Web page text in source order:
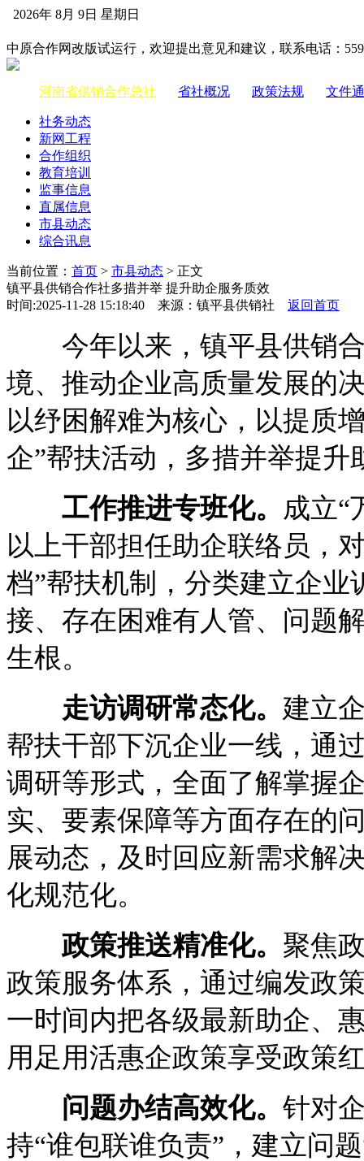
2026年 8月 9日 星期日
中原合作网改版试运行，欢迎提出意见和建议，联系电话：
河南省供销合作总社 省社概况 政策法规 文件
社务动态
新网工程
合作组织
教育培训
监事信息
直属信息
市县动态
综合讯息
当前位置： 首页 > 市县动态 > 正文
镇平县供销合作社多措并举 提升助企服务质效
时间:2025-11-28 15:18:40 来源：镇平县供销社 返回首页
今年以来，镇平县供销合
境、推动企业高质量发展的
以纾困解难为核心，以提质
企”帮扶活动，多措并举提升
工作推进专班化。 成立“
以上干部担任助企联络员，
档”帮扶机制，分类建立企
接、存在困难有人管、问题
生根。
走访调研常态化。 建立
帮扶干部下沉企业一线，通
调研等形式，全面了解掌握
实、要素保障等方面存在的
展动态，及时回应新需求解
化规范化。
政策推送精准化。 聚焦
政策服务体系，通过编发政
一时间内把各级最新助企、
用足用活惠企政策享受政策
问题办结高效化。 针对
持“谁包联谁负责”，建立